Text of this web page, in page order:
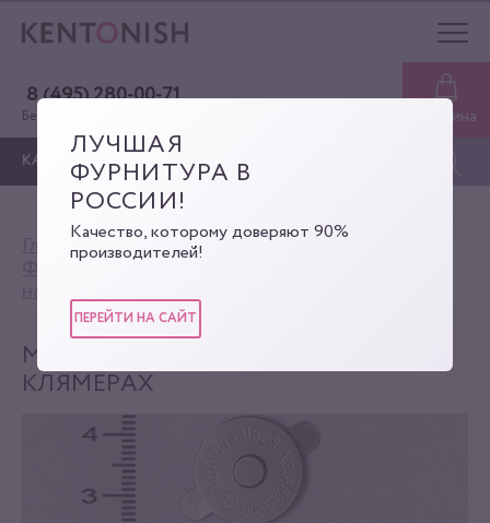
8 (495) 280-00-71
Бесплатная консультация Корзина
КАТАЛОГ
Главная
Каталог
МАГНИТНАЯ КНОПКА НА
КЛЯМЕРАХ
ЛУЧШАЯ
ФУРНИТУРА В
РОССИИ!
Качество, которому доверяют 90%
производителей!
ПЕРЕЙТИ НА САЙТ